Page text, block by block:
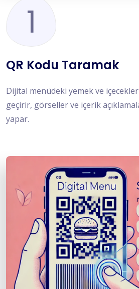
1
QR Kodu Taramak
Dijital menüdeki yemek ve
geçirir, görseller ve içerik
yapar.